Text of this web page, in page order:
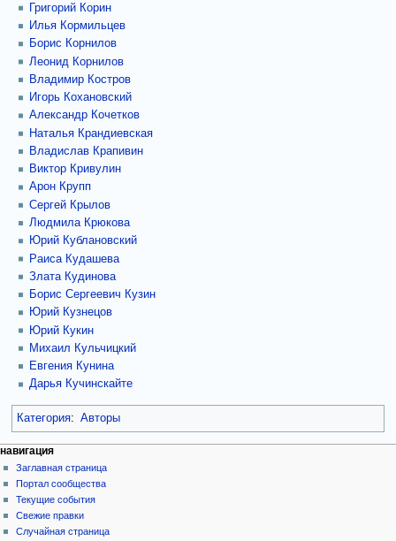
Григорий Корин
Илья Кормильцев
Борис Корнилов
Леонид Корнилов
Владимир Костров
Игорь Кохановский
Александр Кочетков
Наталья Крандиевская
Владислав Крапивин
Виктор Кривулин
Арон Крупп
Сергей Крылов
Людмила Крюкова
Юрий Кублановский
Раиса Кудашева
Злата Кудинова
Борис Сергеевич Кузин
Юрий Кузнецов
Юрий Кукин
Михаил Кульчицкий
Евгения Кунина
Дарья Кучинскайте
Категория: Авторы
навигация
Заглавная страница
Портал сообщества
Текущие события
Свежие правки
Случайная страница